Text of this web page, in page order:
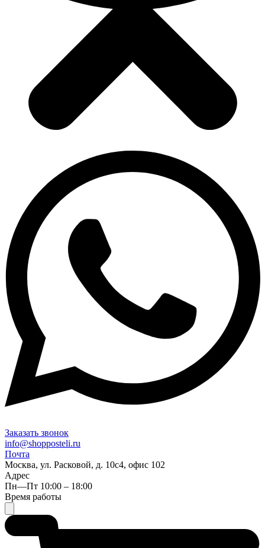
Заказать звонок
info@shopposteli.ru
Почта
Москва, ул. Расковой, д. 10с4, офис 102
Адрес
Пн—Пт 10:00 – 18:00
Время работы